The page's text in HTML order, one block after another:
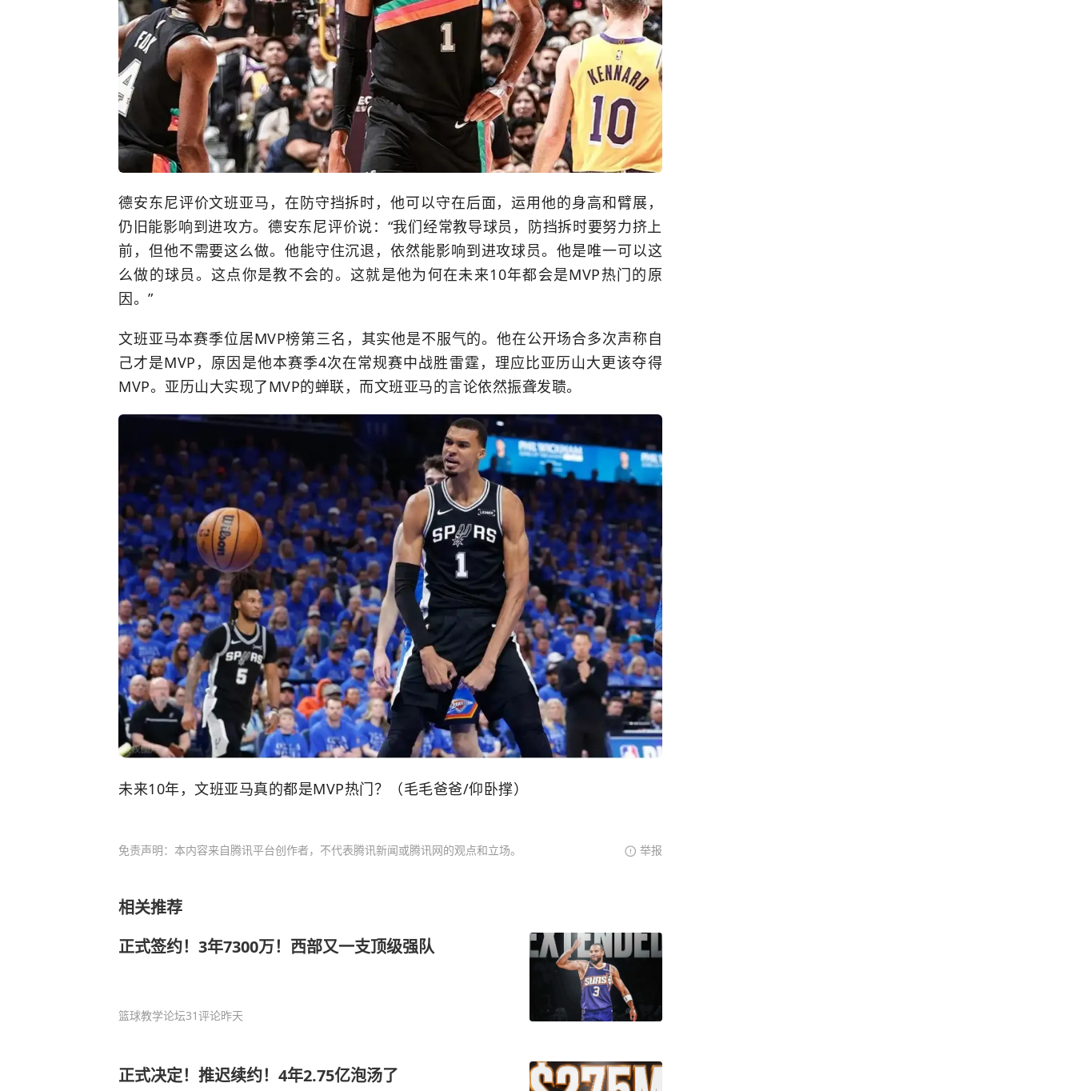
德安东尼评价文班亚马，在防守挡拆时，他可以守在后面，运用他的身高和臂展，
仍旧能影响到进攻方。德安东尼评价说：“我们经常教导球员，防挡拆时要努力挤上
前，但他不需要这么做。他能守住沉退，依然能影响到进攻球员。他是唯一可以这
么做的球员。这点你是教不会的。这就是他为何在未来10年都会是MVP热门的原
因。”
文班亚马本赛季位居MVP榜第三名，其实他是不服气的。他在公开场合多次声称自
己才是MVP，原因是他本赛季4次在常规赛中战胜雷霆 ，理应比亚历山大更该夺得
MVP。亚历山大实现了MVP的蝉联，而文班亚马的言论依然振聋发聩。
未来10年，文班亚马真的都是MVP热门？（毛毛爸爸/仰卧撑）
免责声明：本内容来自腾讯平台创作者，不代表腾讯新闻或腾讯网的观点和立场。 举报
相关推荐
正式签约！3年7300万！西部又一支顶级强队
篮球教学论坛31评论昨天
正式决定！推迟续约！4年2.75亿泡汤了